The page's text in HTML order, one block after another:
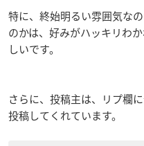
特に、終始明るい雰囲気な
のかは、好みがハッキリわ
しいです。
さらに、投稿主は、リプ欄
投稿してくれています。